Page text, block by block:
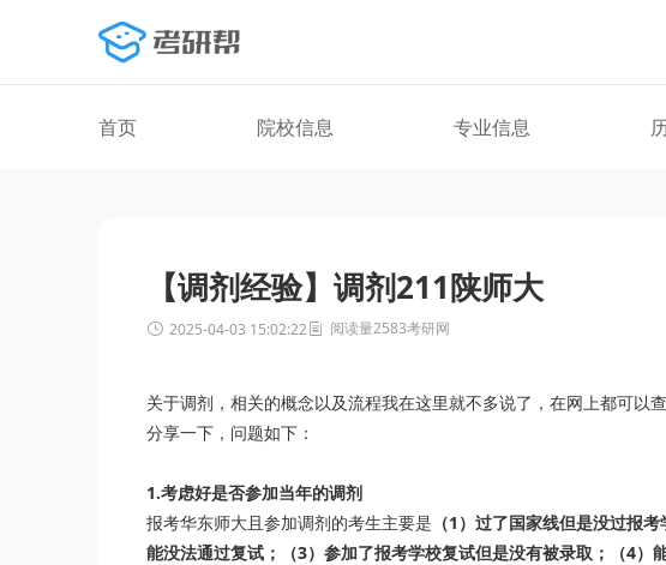
首页 院校信息 专业信息
【调剂经验】调剂211陕师大
2025-04-03 15:02:22 阅读量2583考研网
关于调剂，相关的概念以及流程我在这里就不多说了，在网上都可以
分享一下，问题如下：
1.考虑好是否参加当年的调剂
报考华东师大且参加调剂的考生主要是 （1）过了国家线但是没过报
能没法通过复试；（3）参加了报考学校复试但是没有被录取；（4）